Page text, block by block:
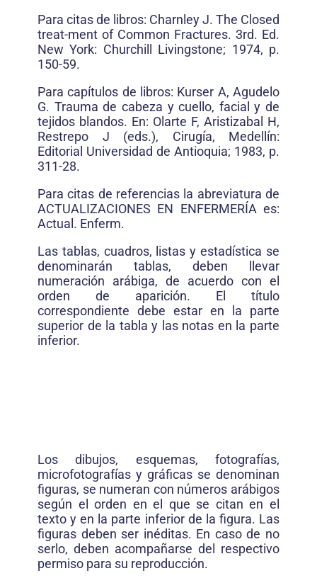
Para citas de libros: Charnley J. The Closed
treat-ment of Common Fractures. 3rd. Ed.
New York: Churchill Livingstone; 1974, p.
150-59.
Para capítulos de libros: Kurser A, Agudelo
G. Trauma de cabeza y cuello, facial y de
tejidos blandos. En: Olarte F, Aristizabal H,
Restrepo J (eds.), Cirugía, Medellín:
Editorial Universidad de Antioquia; 1983, p.
311-28.
Para citas de referencias la abreviatura de
ACTUALIZACIONES EN ENFERMERÍA es:
Actual. Enferm.
Las tablas, cuadros, listas y estadística se
denominarán tablas, deben llevar
numeración arábiga, de acuerdo con el
orden de aparición. El título
correspondiente debe estar en la parte
superior de la tabla y las notas en la parte
inferior.
Los dibujos, esquemas, fotografías,
microfotografías y gráficas se denominan
figuras, se numeran con números arábigos
según el orden en el que se citan en el
texto y en la parte inferior de la figura. Las
figuras deben ser inéditas. En caso de no
serlo, deben acompañarse del respectivo
permiso para su reproducción.